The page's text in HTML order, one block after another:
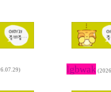
lgbwak